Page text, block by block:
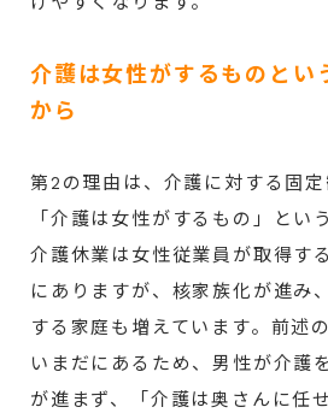
介護は女性がするものとい
から
第2の理由は、介護に対する固
「介護は女性がするもの」とい
介護休業は女性従業員が取得す
にありますが、核家族化が進み
する家庭も増えています。前述
いまだにあるため、男性が介護
が進まず、「介護は奥さんに任